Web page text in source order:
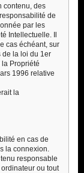
contenu, des
de
par les
Intellectuelle. Il
cas échéant, sur
de la loi du 1er
Propriété
1996 relative
la
en cas de
la connexion.
responsable
ou tout